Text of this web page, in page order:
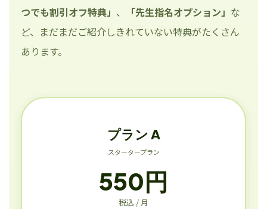
つでも割引オフ特典」 、 「先生指名オプション」 な
ど、まだまだご紹介しきれていない特典がたくさん
あります。
プラン A
スタータープラン
550円
税込 / 月